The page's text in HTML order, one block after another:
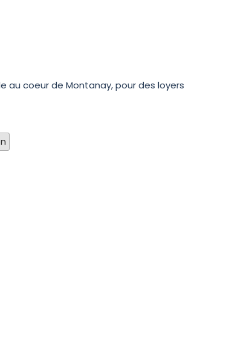
au coeur de Montanay, pour des loyers